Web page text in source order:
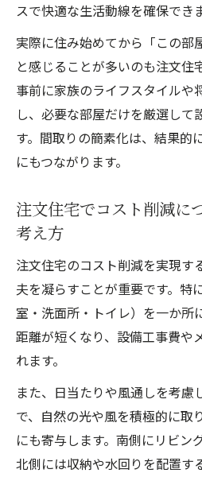
スで快適な生活動線を確保でき
実際に住み始めてから「この部
と感じることが多いのも注文住
事前に家族のライフスタイルや
し、必要な部屋だけを厳選して
す。間取りの簡素化は、結果的
にもつながります。
注文住宅でコスト削減に
考え方
注文住宅のコスト削減を実現す
夫を凝らすことが重要です。特
室・洗面所・トイレ）を一か所
距離が短くなり、設備工事費や
れます。
また、日当たりや風通しを考慮
で、自然の光や風を積極的に取
にも寄与します。南側にリビン
北側には収納や水回りを配置す